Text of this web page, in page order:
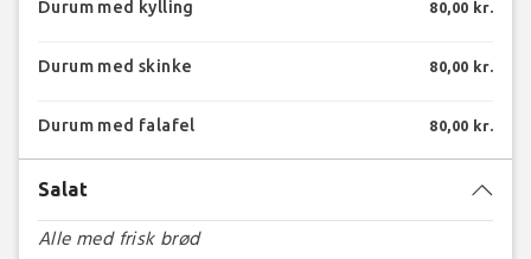
Durum med kylling 80,00 kr.
Durum med skinke 80,00 kr.
Durum med falafel 80,00 kr.
Salat
Alle med frisk brød